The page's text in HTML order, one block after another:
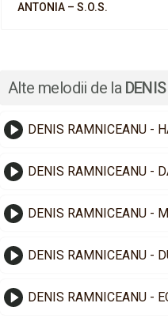
ANTONIA – S.O.S.
Alte melodii de la
DENIS RAMNICEANU -
DENIS RAMNICEANU -
DENIS RAMNICEANU -
DENIS RAMNICEANU -
DENIS RAMNICEANU -